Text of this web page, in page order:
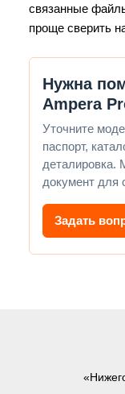
связанные
проще сверить
Нужна
Ampera
Уточните
паспорт,
документ для
Задать